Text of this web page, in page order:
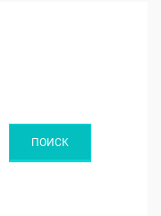
ПОИСК